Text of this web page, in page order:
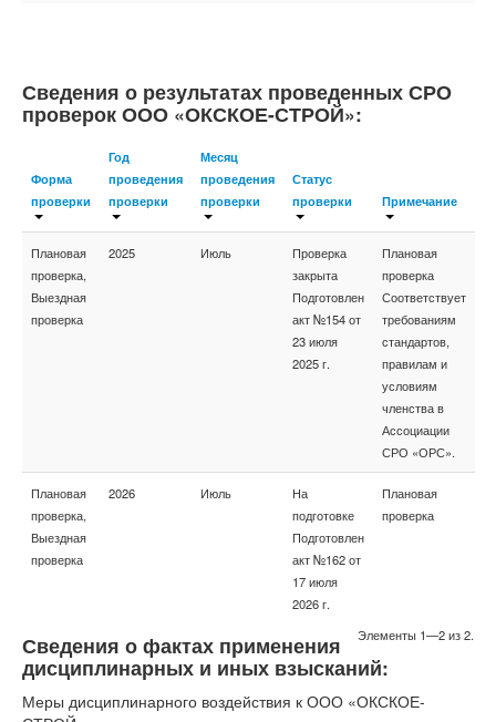
Сведения о результатах проведенных СРО
проверок ООО «ОКСКОЕ-СТРОЙ»:
Форма
проверки
Год
проведения
проверки
Месяц
проведения
проверки
Статус
проверки
Примечание
Плановая
проверка,
Выездная
проверка
2025 Июль
Проверка
закрыта
Подготовлен
акт №154 от
23 июля
2025 г.
Плановая
проверка
Соответствует
требованиям
стандартов,
правилам и
условиям
членства в
Ассоциации
СРО «ОРС».
Плановая
проверка,
Выездная
проверка
2026 Июль
На
подготовке
Подготовлен
акт №162 от
17 июля
2026 г.
Плановая
проверка
Элементы 1—2 из 2.
Сведения о фактах применения
дисциплинарных и иных взысканий:
Меры дисциплинарного воздействия к ООО «ОКСКОЕ-